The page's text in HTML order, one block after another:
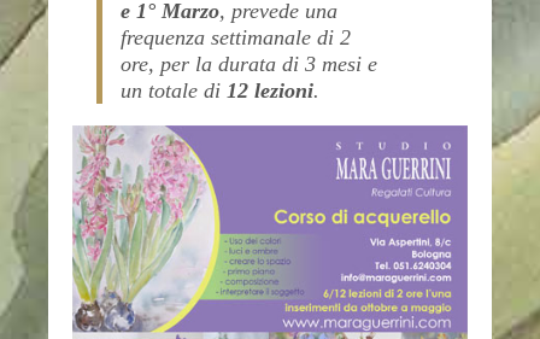
e 1° Marzo, prevede una
frequenza settimanale di 2
ore, per la durata di 3 mesi e
un totale di 12 lezioni.